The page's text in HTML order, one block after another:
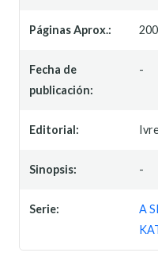
Páginas Aprox.: 200
Fecha de
publicación:
-
Editorial:
Sinopsis: -
Serie:
A